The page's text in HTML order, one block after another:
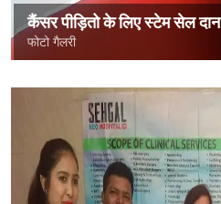
कैंसर पीड़ितो के लिए स्टेम सेल दान
फोटो गैलरी